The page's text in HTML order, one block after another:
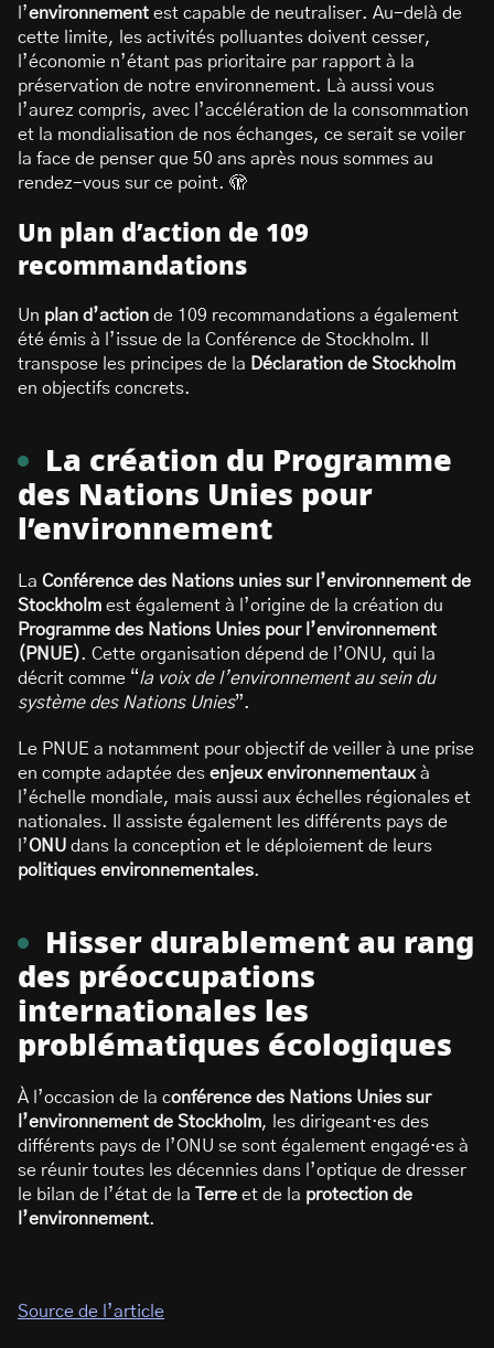
l’environnement est capable de neutraliser. Au-delà de
cette limite, les activités polluantes doivent cesser,
l’économie n’étant pas prioritaire par rapport à la
préservation de notre environnement. Là aussi vous
l’aurez compris, avec l’accélération de la consommation
et la mondialisation de nos échanges, ce serait se voiler
la face de penser que 50 ans après nous sommes au
rendez-vous sur ce point. 🫣
Un plan d’action de 109
recommandations
Un plan d’action de 109 recommandations a également
été émis à l’issue de la Conférence de Stockholm. Il
transpose les principes de la Déclaration de Stockholm
en objectifs concrets.
La création du Programme
des Nations Unies pour
l’environnement
La Conférence des Nations unies sur l’environnement de
Stockholm est également à l’origine de la création du
Programme des Nations Unies pour l’environnement
(PNUE). Cette organisation dépend de l’ONU, qui la
décrit comme “la voix de l’environnement au sein du
système des Nations Unies”.
Le PNUE a notamment pour objectif de veiller à une prise
en compte adaptée des enjeux environnementaux à
l’échelle mondiale, mais aussi aux échelles régionales et
nationales. Il assiste également les différents pays de
l’ONU dans la conception et le déploiement de leurs
politiques environnementales.
Hisser durablement au rang
des préoccupations
internationales les
problématiques écologiques
À l’occasion de la conférence des Nations Unies sur
l’environnement de Stockholm, les dirigeant·es des
différents pays de l’ONU se sont également engagé·es à
se réunir toutes les décennies dans l’optique de dresser
le bilan de l’état de la
Terre et de la protection de
l’environnement.
Source de l’article